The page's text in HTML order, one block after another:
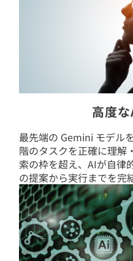
高度
最先端の Gemini モデル
階のタスクを正確に理解
索の枠を超え、AIが自律
の提案から実行までを完